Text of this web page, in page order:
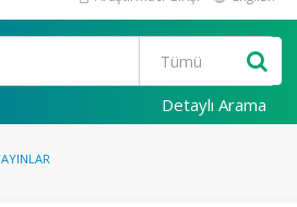
Detaylı Arama